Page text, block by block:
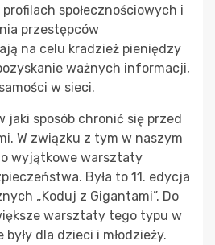
społecznościowych i
przestępców
na celu kradzież pieniędzy
ważnych informacji,
w sieci.
jaki sposób chronić się przed
W związku z tym w naszym
wyjątkowe warsztaty
Była to 11. edycja
„Koduj z Gigantami”. Do
warsztaty tego typu w
dla dzieci i młodzieży.